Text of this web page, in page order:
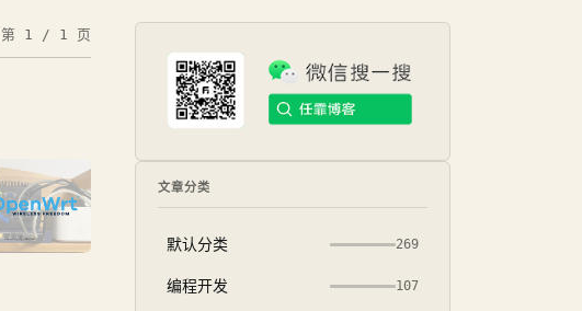
第 1 / 1 页
文章分类
默认分类 269
编程开发 107